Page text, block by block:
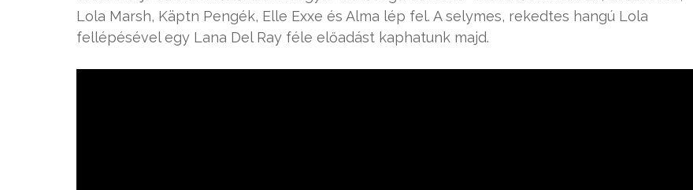
Lola Marsh, Käptn Pengék, Elle Exxe és Alma lép fel. A selymes, rekedtes hangú Lola
fellépésével egy Lana Del Ray féle előadást kaphatunk majd.